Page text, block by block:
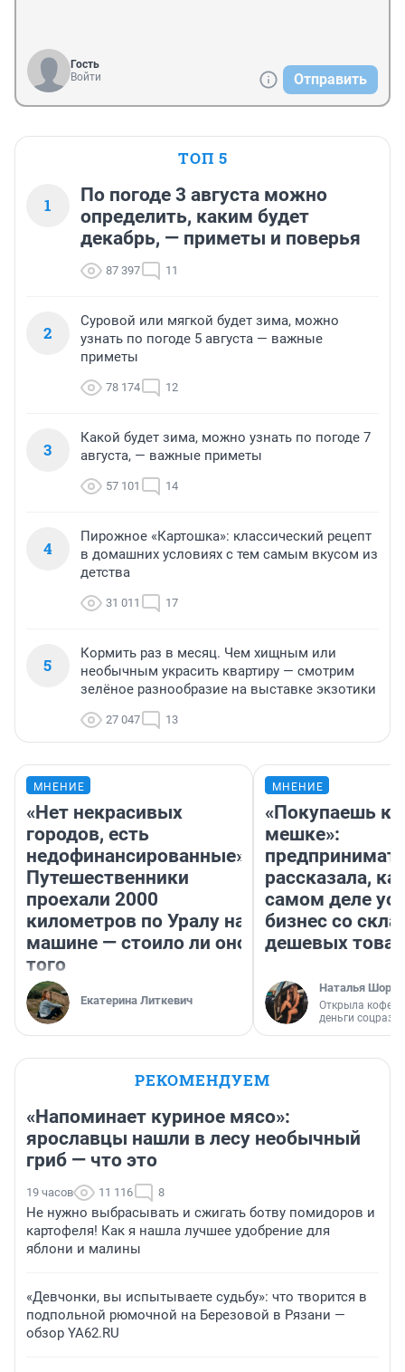
Гость
Войти
Отправить
ТОП 5
1
По погоде 3 августа можно
определить, каким будет
декабрь, — приметы и поверья
87 397 11
2
Суровой или мягкой будет зима, можно
узнать по погоде 5 августа — важные
приметы
78 174 12
3
Какой будет зима, можно узнать по погоде 7
августа, — важные приметы
57 101 14
4
Пирожное «Картошка»: классический рецепт
в домашних условиях с тем самым вкусом из
детства
31 011 17
5
Кормить раз в месяц. Чем хищным или
необычным украсить квартиру — смотрим
зелёное разнообразие на выставке экзотики
27 047 13
МНЕНИЕ
«Нет некрасивых
городов, есть
недофинансированные».
Путешественники
проехали 2000
километров по Уралу на
машине — стоило ли оно
того
Екатерина Литкевич
МНЕНИЕ
«Покупаешь
мешке»:
рассказала,
самом деле
бизнес со
дешевых
Наталья
Открыла
деньги
РЕКОМЕНДУЕМ
«Напоминает куриное мясо»:
ярославцы нашли в лесу необычный
гриб — что это
19 часов 11 116 8
Не нужно выбрасывать и сжигать ботву помидоров и
картофеля! Как я нашла лучшее удобрение для
яблони и малины
«Девчонки, вы испытываете судьбу»: что творится в
подпольной рюмочной на Березовой в Рязани —
обзор YA62.RU